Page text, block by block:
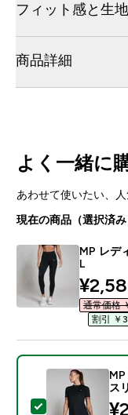
フィット感と生
商品詳細
よく一緒に
あわせて使いたい、
現在の商品（選択済み
MP レデ
L
通常価格
割引 ￥
この商品を
ス